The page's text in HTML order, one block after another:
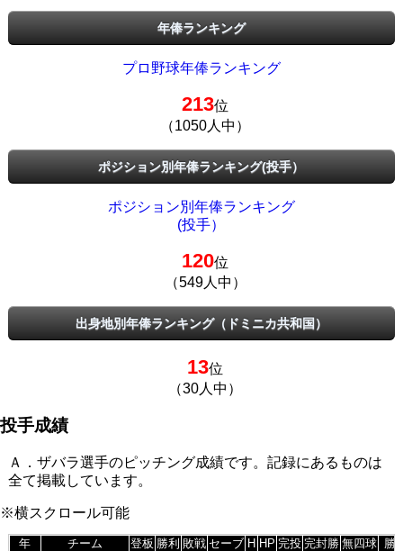
年俸ランキング
プロ野球年俸ランキング
213位
（1050人中）
ポジション別年俸ランキング(投手）
ポジション別年俸ランキング
(投手）
120位
（549人中）
出身地別年俸ランキング（ドミニカ共和国）
13位
（30人中）
投手成績
Ａ．ザバラ選手のピッチング成績です。記録にあるものは
全て掲載しています。
※横スクロール可能
年 チーム 登板 勝利 敗戦 セーブ H HP 完投 完封勝 無四球
勝